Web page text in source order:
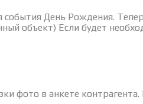
события День Рождения.
объект) Если будет
фото в анкете